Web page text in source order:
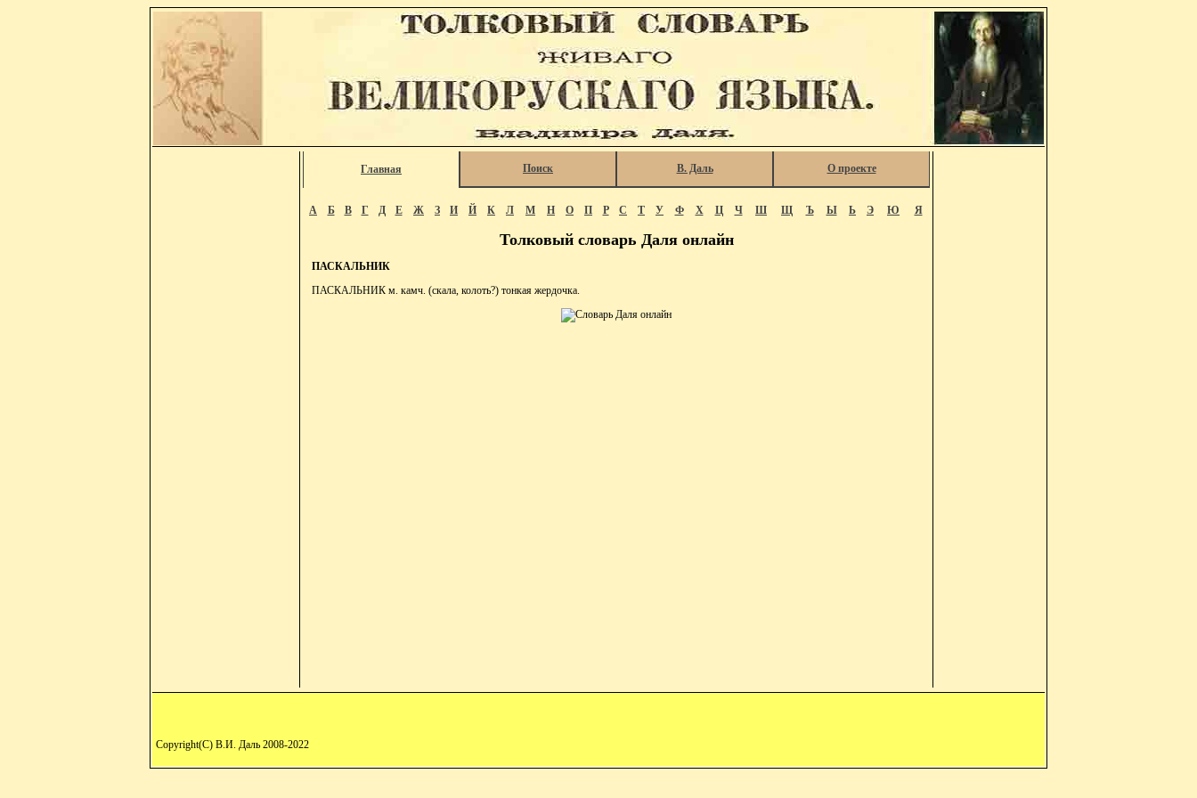
Главная Поиск В. Даль О проекте
А Б В Г Д Е Ж З И Й К Л М Н О П Р С Т У Ф Х Ц Ч Ш Щ Ъ Ы Ь Э Ю Я
Толковый словарь Даля онлайн
ПАСКАЛЬНИК
ПАСКАЛЬНИК м. камч. (скала, колоть?) тонкая жердочка.
Copyright(C) В.И. Даль 2008-2022